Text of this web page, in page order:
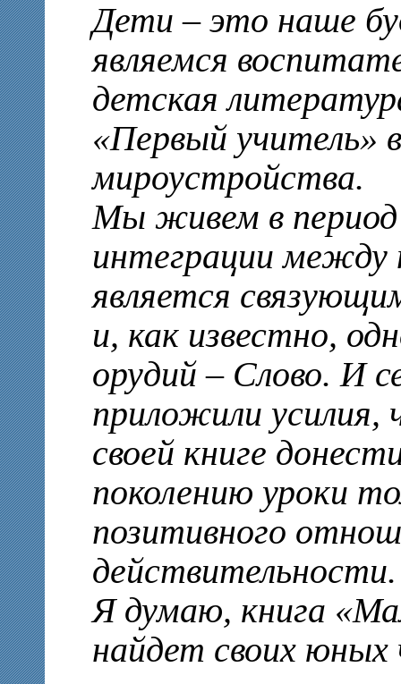
Дети – это наше
являемся
детская
«Первый учитель»
мироустройства.
Мы живем в период
интеграции между
является
и, как известно,
орудий – Слово. И
приложили усилия,
своей книге
поколению уроки
позитивного
действительности.
Я думаю, книга
найдет своих